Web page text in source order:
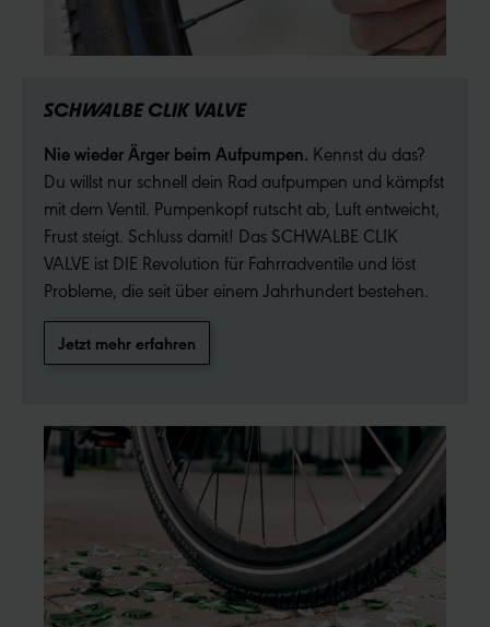
SCHWALBE CLIK VALVE
Nie wieder Ärger beim Aufpumpen. Kennst du das?
Du willst nur schnell dein Rad aufpumpen und kämpfst
mit dem Ventil. Pumpenkopf rutscht ab, Luft entweicht,
Frust steigt. Schluss damit! Das SCHWALBE CLIK
VALVE ist DIE Revolution für Fahrradventile und löst
Probleme, die seit über einem Jahrhundert bestehen.
Jetzt mehr erfahren